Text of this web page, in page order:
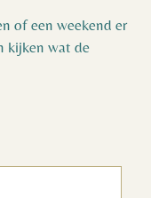
of een weekend er
kijken wat de